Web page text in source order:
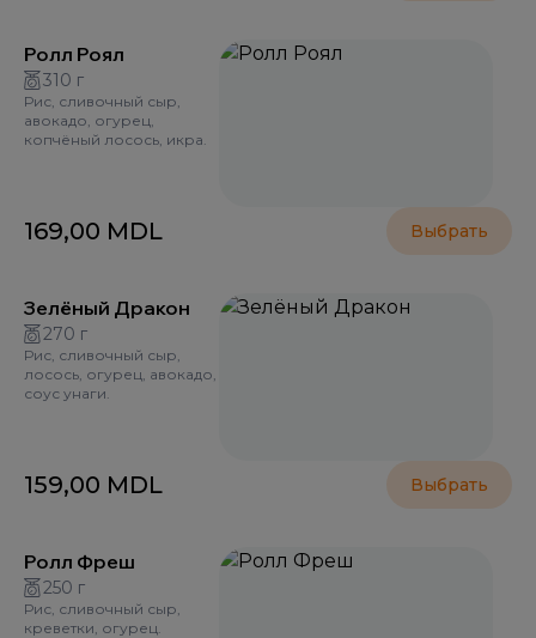
Ролл Роял
310 г
Рис, сливочный сыр,
авокадо, огурец,
копчёный лосось, икра.
169,00 MDL Выбрать
Зелёный Дракон
270 г
Рис, сливочный сыр,
лосось, огурец, авокадо,
соус унаги.
159,00 MDL Выбрать
Ролл Фреш
250 г
Рис, сливочный сыр,
креветки, огурец.